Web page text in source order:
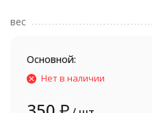
вес
Основной:
Нет в наличии